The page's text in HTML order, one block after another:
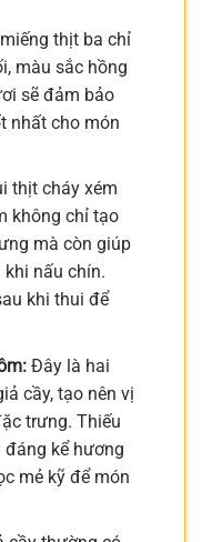
thịt ba chỉ
màu sắc hồng
sẽ đảm bảo
nhất cho món
thịt cháy xém
không chỉ tạo
mà còn giúp
nấu chín.
khi thui để
Đây là hai
cầy, tạo nên vị
trưng. Thiếu
kể hương
mẻ kỹ để món